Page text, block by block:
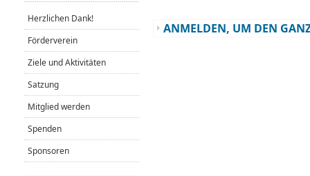
ANMELDEN, UM DEN
Herzlichen Dank!
Förderverein
Ziele und Aktivitäten
Satzung
Mitglied werden
Spenden
Sponsoren